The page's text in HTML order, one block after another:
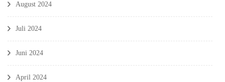
August 2024
Juli 2024
Juni 2024
April 2024